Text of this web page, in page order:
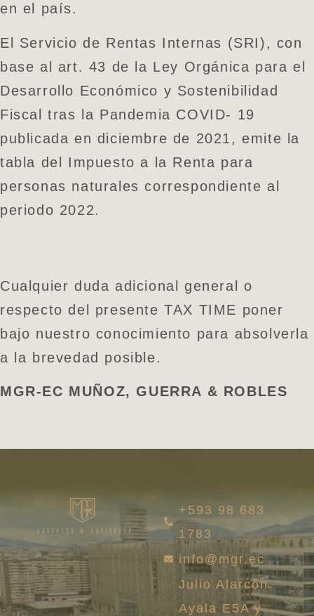
en el país.
El Servicio de Rentas Internas (SRI), con
base al art. 43 de la Ley Orgánica para el
Desarrollo Económico y Sostenibilidad
Fiscal tras la Pandemia COVID- 19
publicada en diciembre de 2021, emite la
tabla del Impuesto a la Renta para
personas naturales correspondiente al
periodo 2022.
Cualquier duda adicional general o
respecto del presente TAX TIME poner
bajo nuestro conocimiento para absolverla
a la brevedad posible.
MGR-EC MUÑOZ, GUERRA & ROBLES
+593 98 683
1783
info@mgr.ec
Julio Alarcón
Ayala E5A y